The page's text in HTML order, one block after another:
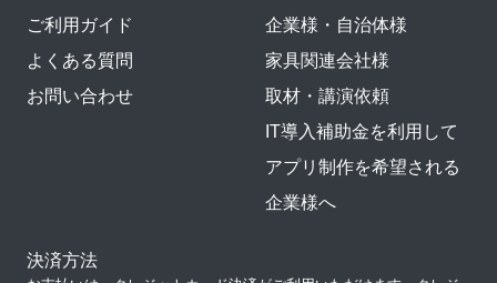
ご利用ガイド
よくある質問
お問い合わせ
企業様・自治体様
家具関連会社様
取材・講演依頼
IT導入補助金を利用して
アプリ制作を希望される
企業様へ
決済方法